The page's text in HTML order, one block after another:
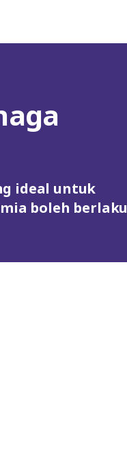
ideal untuk
boleh berlaku